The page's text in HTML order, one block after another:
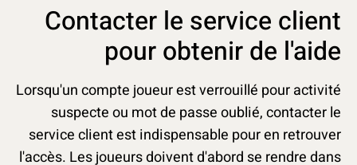
Contacter le service client
pour obtenir de l'aide
Lorsqu'un compte joueur est verrouillé pour activité
suspecte ou mot de passe oublié, contacter le
service client est indispensable pour en retrouver
l'accès. Les joueurs doivent d'abord se rendre dans